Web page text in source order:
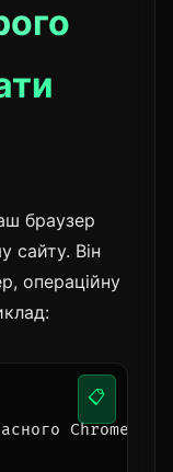
браузер
сайту. Він
операційну
Chrome на
📋